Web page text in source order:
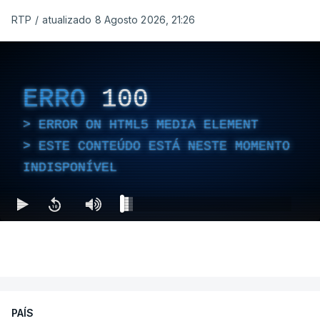
RTP / atualizado 8 Agosto 2026, 21:26
ERRO 100
ERROR ON HTML5 MEDIA ELEMENT
ESTE CONTEÚDO ESTÁ NESTE MOMENTO
INDISPONÍVEL
PAÍS